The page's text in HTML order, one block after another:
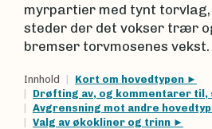
myrpartier med tynt torvlag,
steder der det vokser trær
bremser torvmosenes vekst.
Innhold
Kort om hovedtypen
Drøfting av, og kommentarer
Avgrensning mot andre
Valg av økokliner og trinn